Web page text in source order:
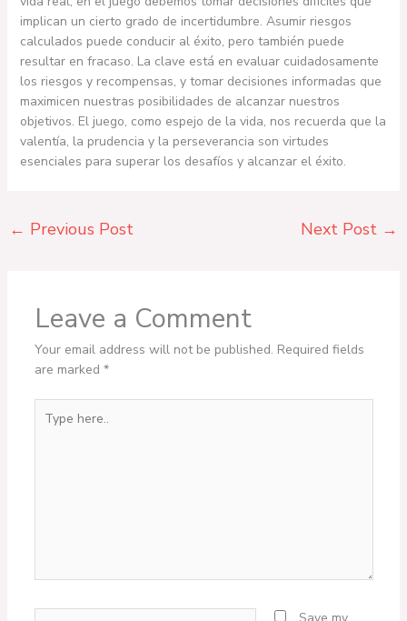
implican un cierto grado de incertidumbre. Asumir riesgos
calculados puede conducir al éxito, pero también puede
resultar en fracaso. La clave está en evaluar cuidadosamente
los riesgos y recompensas, y tomar decisiones informadas que
maximicen nuestras posibilidades de alcanzar nuestros
objetivos. El juego, como espejo de la vida, nos recuerda que la
valentía, la prudencia y la perseverancia son virtudes
esenciales para superar los desafíos y alcanzar el éxito.
← Previous Post Next Post →
Leave a Comment
Your email address will not be published. Required fields
are marked *
here..